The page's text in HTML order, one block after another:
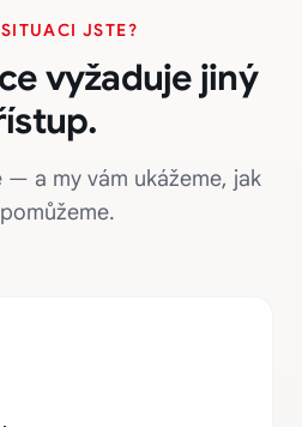
JSTE?
vyžaduje jiný
a my vám ukážeme, jak